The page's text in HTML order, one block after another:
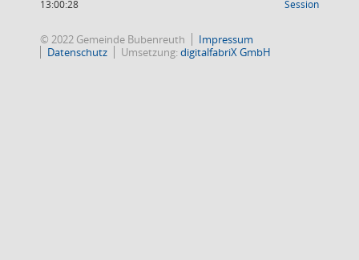
13:00:28
Session(Wird in
© 2022 Gemeinde Bubenreuth
Impressum
Datenschutz
Umsetzung:digitalfabriX GmbH